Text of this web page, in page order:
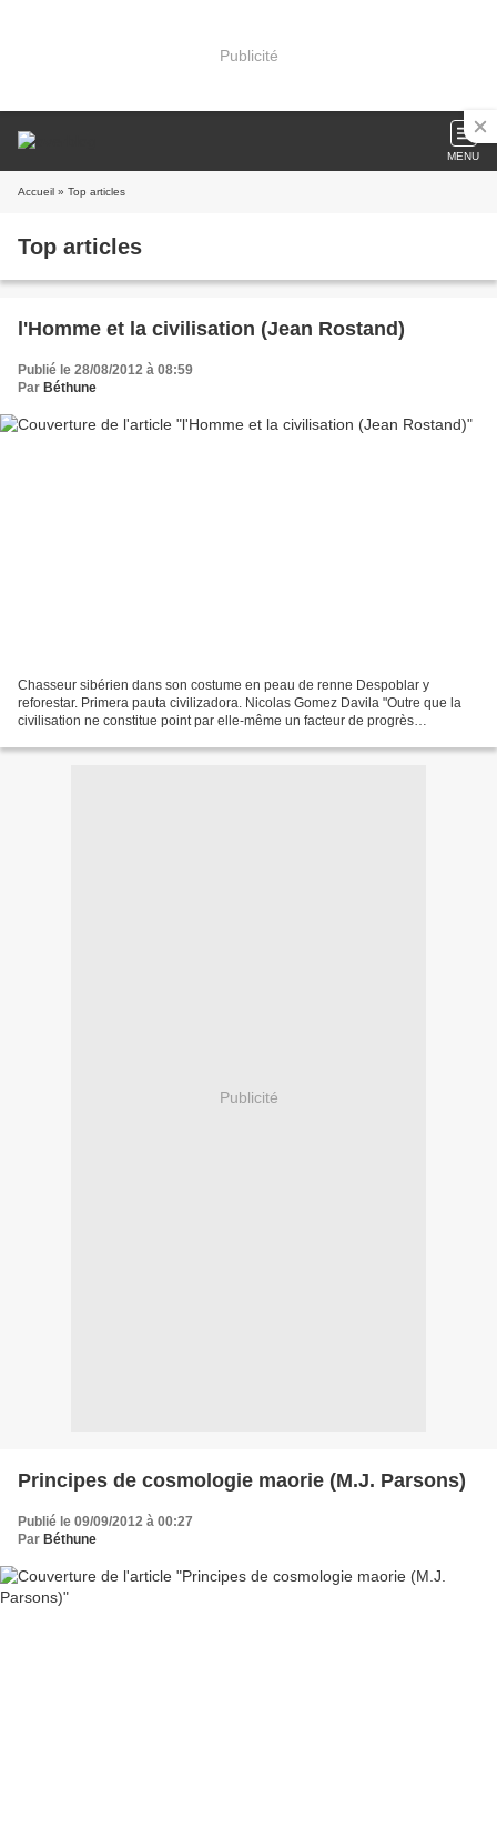
Publicité
MENU
Accueil » Top articles
Top articles
l'Homme et la civilisation (Jean Rostand)
Publié le 28/08/2012 à 08:59
Par Béthune
Chasseur sibérien dans son costume en peau de renne Despoblar y
reforestar. Primera pauta civilizadora. Nicolas Gomez Davila "Outre que la
civilisation ne constitue point par elle-même un facteur de progrès
Publicité
Principes de cosmologie maorie (M.J. Parsons)
Publié le 09/09/2012 à 00:27
Par Béthune